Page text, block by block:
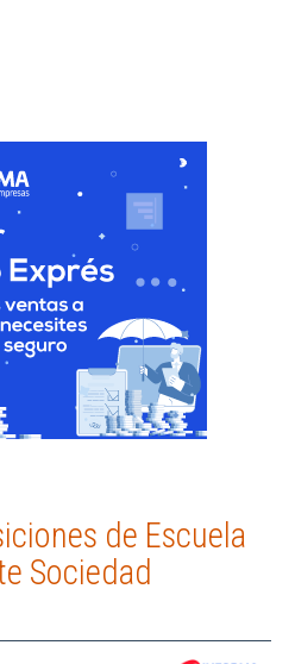
de Escuela
Sociedad